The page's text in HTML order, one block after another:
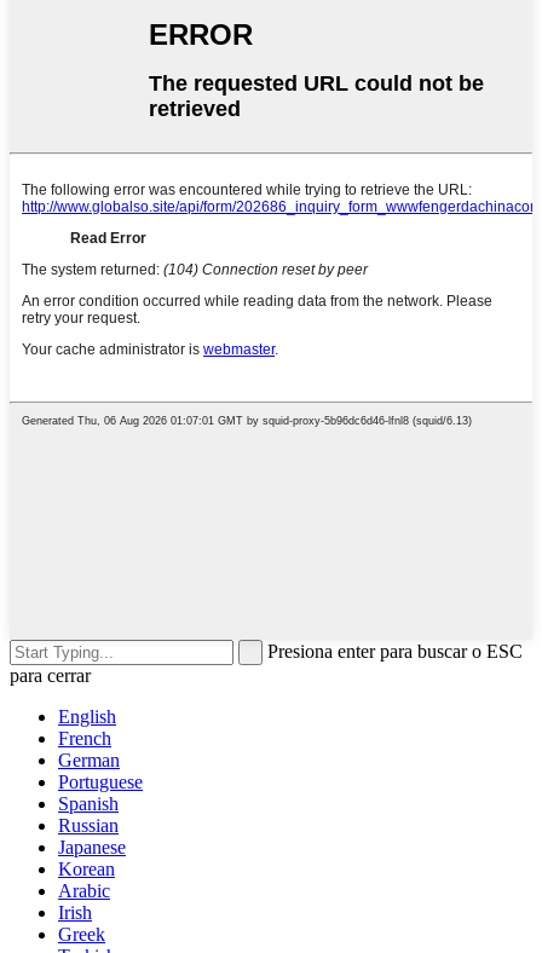
Presiona enter para buscar o ESC
para cerrar
English
French
German
Portuguese
Spanish
Russian
Japanese
Korean
Arabic
Irish
Greek